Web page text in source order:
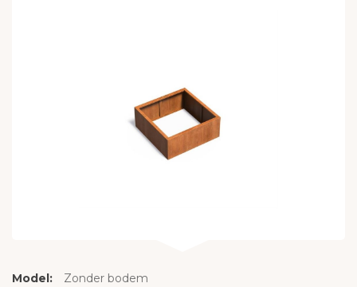
Model: Zonder bodem